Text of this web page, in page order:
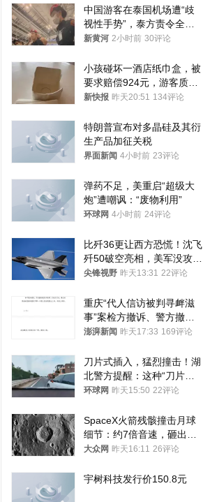
中国游客在泰国机场遭“歧
视性手势”，泰方责令全面
调查，对责任人采取最严厉
新黄河 2小时前 30评论
小孩碰坏一酒店纸巾盒，被
要求赔偿924元，游客质疑
酒店房客物品超高标价，市
新快报 昨天20:51 134评论
特朗普宣布对多晶硅及其衍
生产品加征关税
界面新闻 4小时前 23评论
弹药不足，美重启“超级大
炮”遭嘲讽：“废物利用”
环球网 4小时前 24评论
比歼36更让西方恐慌！沈飞
歼50破空亮相，美军没攻克
的技术被拿下
尖锋视野 昨天13:31 22评论
重庆“代人信访被判寻衅滋
事”案检方撤诉、警方撤
案，两被告人获国赔
澎湃新闻 昨天17:33 169评论
刀片式插入，猛烈撞击！湖
北警方提醒：这种“刀片超
车”，太危险了
环球网 昨天15:50 22评论
SpaceX火箭残骸撞击月球
细节：约7倍音速，砸出直
径约30米撞击坑
大众网 昨天16:11 26评论
宇树科技发行价150.8元